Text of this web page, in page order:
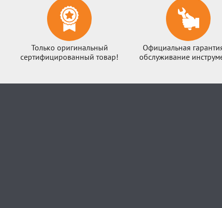
Только оригинальный
сертифицированный товар!
Официальная
обслуживание